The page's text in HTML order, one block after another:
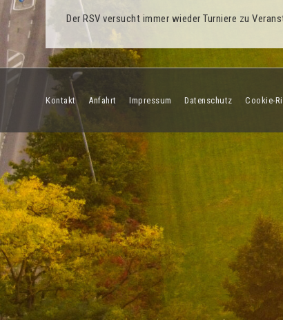
Der RSV versucht immer wieder Turniere zu
Footer-
Menü
Kontakt Anfahrt Impressum Datenschutz Cookie-